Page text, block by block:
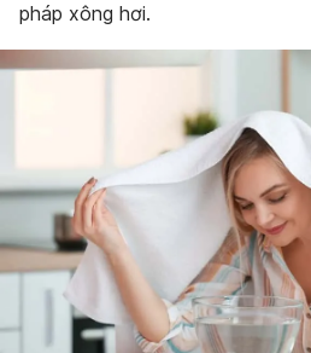
pháp xông hơi.